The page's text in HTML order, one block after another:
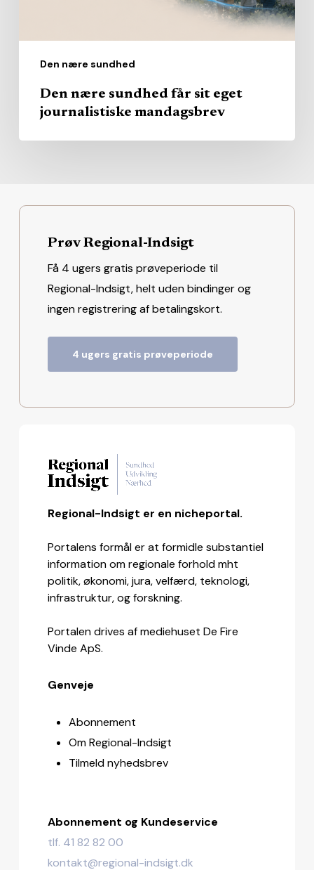
Den nære sundhed
Den nære sundhed får sit eget
journalistiske mandagsbrev
Prøv Regional-Indsigt
Få 4 ugers gratis prøveperiode til
Regional-Indsigt, helt uden bindinger og
ingen registrering af betalingskort.
4 ugers gratis prøveperiode
Regional-Indsigt er en nicheportal.
Portalens formål er at formidle substantiel
information om regionale forhold mht
politik, økonomi, jura, velfærd, teknologi,
infrastruktur, og forskning.
Portalen drives af mediehuset De Fire
Vinde ApS.
Genveje
Abonnement
Om Regional-Indsigt
Tilmeld nyhedsbrev
Abonnement og Kundeservice
tlf. 41 82 82 00
kontakt@regional-indsigt.dk